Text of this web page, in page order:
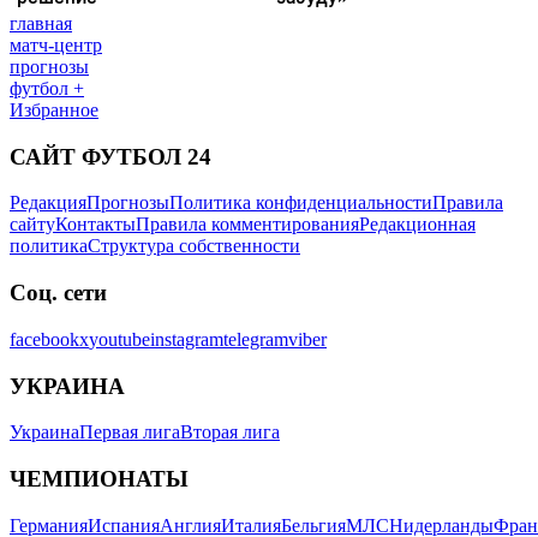
главная
матч-центр
прогнозы
футбол +
Избранное
САЙТ ФУТБОЛ 24
РедакцияПрогнозыПолитика конфиденциальностиПравила
сайтуКонтактыПравила комментированияРедакционная
политикаСтруктура собственности
Соц. сети
facebookxyoutubeinstagramtelegramviber
УКРАИНА
УкраинаПервая лигаВторая лига
ЧЕМПИОНАТЫ
ГерманияИспанияАнглияИталияБельгияМЛСНидерланды